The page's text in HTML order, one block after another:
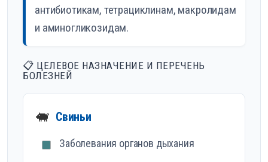
антибиотикам, тетрациклинам, макролидам
и аминогликозидам.
📋 ЦЕЛЕВОЕ НАЗНАЧЕНИЕ И ПЕРЕЧЕНЬ
БОЛЕЗНЕЙ
🐖 Свиньи
Заболевания органов дыхания